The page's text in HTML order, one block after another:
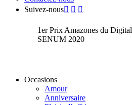
Suivez-nous
1er Prix Amazones du Digital
SENUM 2020
Occasions
Amour
Anniversaire